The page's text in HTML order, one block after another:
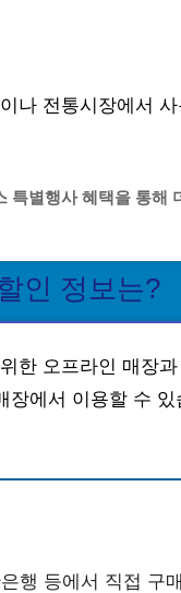
나 전통시장에서
특별행사 혜택을 통해
인 정보는?
한 오프라인 매장
장에서 이용할 수 있
행 등에서 직접 구